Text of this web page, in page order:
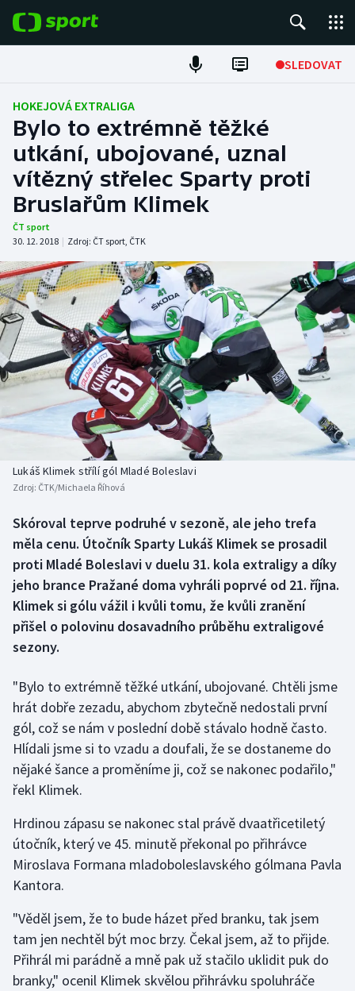
SLEDOVAT
Fotbal
Hokej
Tenis
Atletika
DALŠÍ SPORTY
Americký fotbal
Baseball a softbal
Basketbal
Biatlon
Boby a skeleton
Box
Curling
Florbal
Golf
Gymnastika
Házená
Jezdectví
Judo
Lezení
Lyže a snowboard
NEPŘEHLÉDNĚTE
Soutěže
Historické návraty
Aplikace ČT sport
AZ kvíz
HOKEJOVÁ EXTRALIGA
Bylo to extrémně těžké
utkání, ubojované, uznal
vítězný střelec Sparty proti
Bruslařům Klimek
ČT sport
30. 12. 2018 | Zdroj: ČT sport, ČTK
Lukáš Klimek střílí gól Mladé Boleslavi
Zdroj: ČTK/Michaela Říhová
Skóroval teprve podruhé v sezoně, ale jeho trefa
měla cenu. Útočník Sparty Lukáš Klimek se prosadil
proti Mladé Boleslavi v duelu 31. kola extraligy a díky
jeho brance Pražané doma vyhráli poprvé od 21. října.
Klimek si gólu vážil i kvůli tomu, že kvůli zranění
přišel o polovinu dosavadního průběhu extraligové
sezony.
"Bylo to extrémně těžké utkání, ubojované. Chtěli jsme
hrát dobře zezadu, abychom zbytečně nedostali první
gól, což se nám v poslední době stávalo hodně často.
Hlídali jsme si to vzadu a doufali, že se dostaneme do
nějaké šance a proměníme ji, což se nakonec podařilo,"
řekl Klimek.
Hrdinou zápasu se nakonec stal právě dvaatřicetiletý
útočník, který ve 45. minutě překonal po přihrávce
Miroslava Formana mladoboleslavského gólmana Pavla
Kantora.
"Věděl jsem, že to bude házet před branku, tak jsem
tam jen nechtěl být moc brzy. Čekal jsem, až to přijde.
Přihrál mi parádně a mně pak už stačilo uklidit puk do
branky," ocenil Klimek skvělou přihrávku spoluhráče